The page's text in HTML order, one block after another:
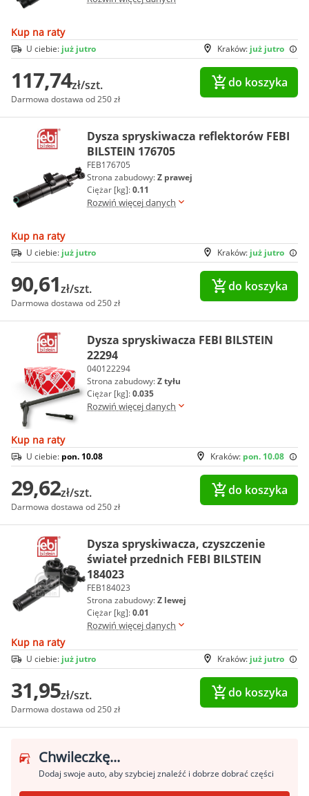
Kup na raty
Kraków: już jutro
U ciebie: już jutro
117,74zł/szt.
Darmowa dostawa od 250 zł
do koszyka
Dysza spryskiwacza reflektorów FEBI
BILSTEIN 176705
FEB176705
Strona zabudowy:Z prawej
Ciężar [kg]:0.11
Rozwiń więcej danych
Kup na raty
Kraków: już jutro
U ciebie: już jutro
90,61zł/szt.
Darmowa dostawa od 250 zł
do koszyka
Dysza spryskiwacza FEBI BILSTEIN
22294
040122294
Strona zabudowy:Z tyłu
Ciężar [kg]:0.035
Rozwiń więcej danych
Kup na raty
Kraków: pon. 10.08
U ciebie: pon. 10.08
29,62zł/szt.
Darmowa dostawa od 250 zł
do koszyka
Dysza spryskiwacza, czyszczenie
świateł przednich FEBI BILSTEIN
184023
FEB184023
Strona zabudowy:Z lewej
Ciężar [kg]:0.01
Rozwiń więcej danych
Kup na raty
Kraków: już jutro
U ciebie: już jutro
31,95zł/szt.
Darmowa dostawa od 250 zł
do koszyka
Chwileczkę...
Dodaj swoje auto, aby szybciej znaleźć i dobrze dobrać części